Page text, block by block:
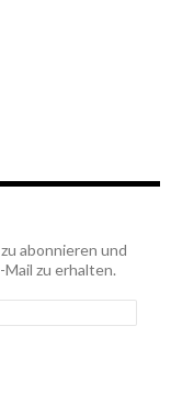
abonnieren und
zu erhalten.